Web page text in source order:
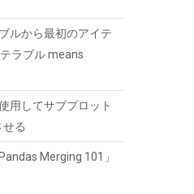
M.2 Type
：7450MB/s
s) 内蔵SSD 高耐久
メーカー5年保証
ルから最初のアイテ
ラブル means
用してサブプロット
る
Merging 101」